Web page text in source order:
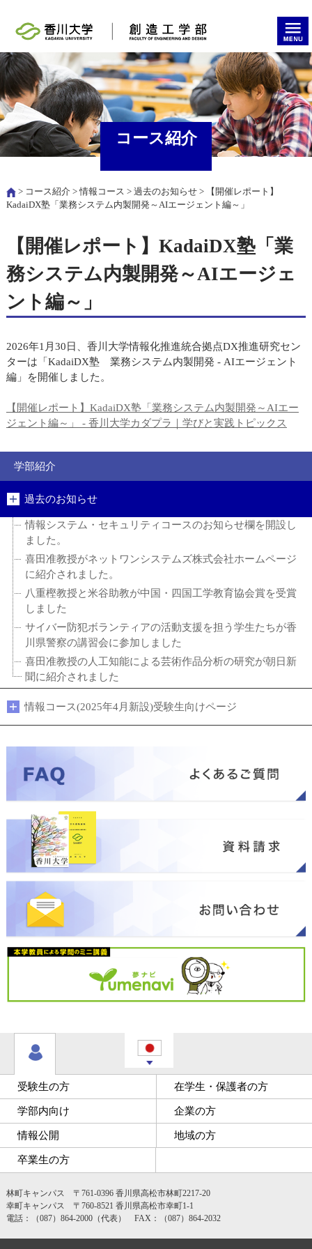
コース紹介
> コース紹介>情報コース > 過去のお知らせ> 【開催レポート】
KadaiDX塾「業務システム内製開発～AIエージェント編～」
【開催レポート】KadaiDX塾「業
務システム内製開発～AIエージェ
ント編～」
2026年1月30日、香川大学情報化推進統合拠点DX推進研究セン
ターは「KadaiDX塾 業務システム内製開発 - AIエージェント
編」を開催しました。
【開催レポート】KadaiDX塾「業務システム内製開発～AIエー
ジェント編～」 - 香川大学カダプラ｜学びと実践トピックス
学部紹介
過去のお知らせ
情報システム・セキュリティコースのお知らせ欄を開設し
ました。
喜田准教授がネットワンシステムズ株式会社ホームページ
に紹介されました。
八重樫教授と米谷助教が中国・四国工学教育協会賞を受賞
しました
サイバー防犯ボランティアの活動支援を担う学生たちが香
川県警察の講習会に参加しました
喜田准教授の人工知能による芸術作品分析の研究が朝日新
聞に紹介されました
情報コース(2025年4月新設)受験生向けページ
受験生の方 在学生・保護者の方
学部内向け 企業の方
情報公開 地域の方
卒業生の方
林町キャンパス 〒761-0396 香川県高松市林町2217-20
幸町キャンパス 〒760-8521 香川県高松市幸町1-1
電話：（087）864-2000（代表） FAX：（087）864-2032